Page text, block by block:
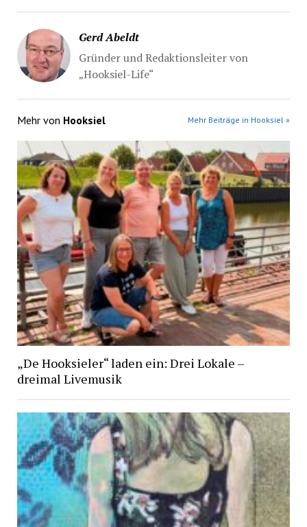
Gerd Abeldt
Gründer und Redaktionsleiter von
„Hooksiel-Life“
Mehr von Hooksiel Mehr Beiträge in Hooksiel »
„De Hooksieler“ laden ein: Drei Lokale –
dreimal Livemusik